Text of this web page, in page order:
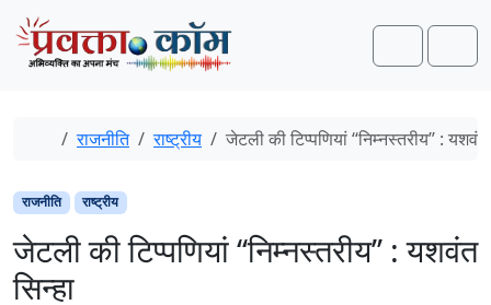
Skip to content
Skip to footer
Search
Home
राजनीति राष्ट्रीय जेटली की टिप्पणियां ‘‘निम्नस्तरीय’’ : यशवंत
राजनीति राष्ट्रीय
जेटली की टिप्पणियां ‘‘निम्नस्तरीय’’ : यशवंत
सिन्हा